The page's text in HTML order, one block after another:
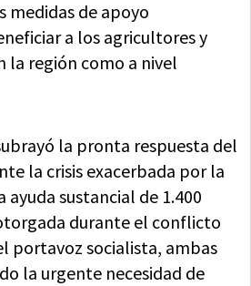
medidas de apoyo
a los agricultores y
la región como a nivel
la pronta respuesta del
la crisis exacerbada por la
ayuda sustancial de 1.400
durante el conflicto
portavoz socialista, ambas
la urgente necesidad de